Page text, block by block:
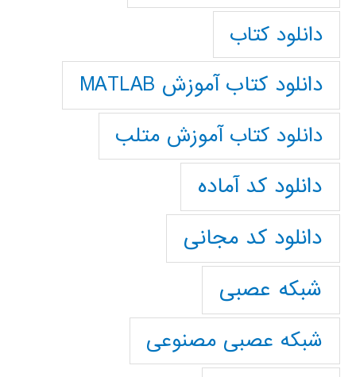
دانلود کتاب
دانلود کتاب آموزش MATLAB
دانلود کتاب آموزش متلب
دانلود کد آماده
دانلود کد مجانی
شبکه عصبی
شبکه عصبی مصنوعی